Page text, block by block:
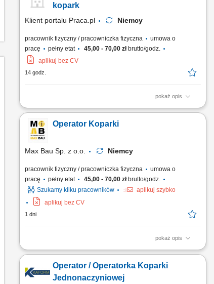
kopark
Klient portalu Praca.pl Niemcy
pracownik fizyczny / pracowniczka fizyczna
umowa o
pracę
pełny etat 45,00 - 70,00 złbrutto/godz.
aplikuj bez CV
14 godz.
pokaż opis
Obsługa koparki przy pracach ziemnych; Wykonywanie
wykopów pod sieci wodno-kanalizacyjne, kablowe i inne
instalacje; Współpraca z brygadą budowlaną na terenie
inwestycji; Kontrola stanu technicznego i dbanie o sprzęt;
Operator Koparki
Max Bau Sp. z o.o. Niemcy
pracownik fizyczny / pracowniczka fizyczna
umowa o
pracę
pełny etat 45,00 - 70,00 złbrutto/godz.
Szukamy kilku pracowników
aplikuj szybko
aplikuj bez CV
1 dni
pokaż opis
Zakres obowiązków Do głównych zadań należeć będzie:
wykonywanie wykopów pod sieci wodno-kanalizacyjne,
kablowe i inne instalacje podziemne, współpraca z brygadą
Operator / Operatorka Koparki
Jednonaczyniowej